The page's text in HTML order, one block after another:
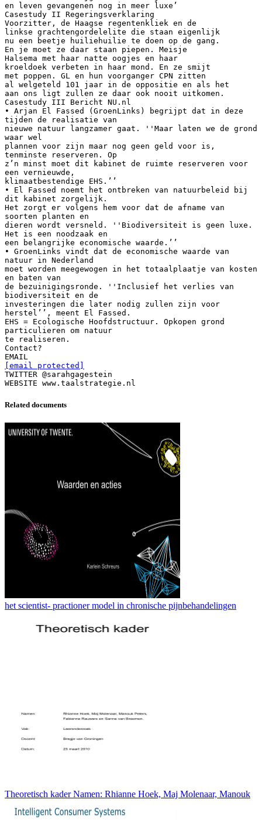
en leven gevangenen nog in meer luxe’
Casestudy II Regeringsverklaring
Voorzitter, de Haagse regentenkliek en de
linkse grachtengordelelite die staan eigenlijk
nu een beetje huiliehuilie te doen op de gang.
En je moet ze daar staan piepen. Meisje
Halsema met haar natte oogjes en haar
kroeldoek verbeten in haar mond. En ze smijt
met poppen. GL en hun voorganger CPN zitten
al welgeteld 101 jaar in de oppositie en als het
aan ons ligt zullen ze daar ook nooit uitkomen.
Casestudy III Bericht NU.nl
• Arjan El Fassed (GroenLinks) begrijpt dat in deze
tijden de realisatie van
nieuwe natuur langzamer gaat. ''Maar laten we de grond
waar wel
plannen voor zijn maar nog geen geld voor is,
tenminste reserveren. Op
z’n minst moet dit kabinet de ruimte reserveren voor
een vernieuwde,
klimaatbestendige EHS.’’
• El Fassed noemt het ontbreken van natuurbeleid bij
dit kabinet zorgelijk.
Het zorgt er volgens hem voor dat de afname van
soorten planten en
dieren wordt versneld. ''Biodiversiteit is geen luxe.
Het is een noodzaak en
een belangrijke economische waarde.’’
• GroenLinks vindt dat de economische waarde van
natuur in Nederland
moet worden meegewogen in het totaalplaatje van kosten
en baten van
de bezuinigingsronde. ''Inclusief het verlies van
biodiversiteit en de
investeringen die later nodig zullen zijn voor
herstel’’, meent El Fassed.
EHS = Ecologische Hoofdstructuur. Opkopen grond
particulieren om natuur
te realiseren.
Contact?
[email protected]
TWITTER @sarahgagestein
Related documents
het scientist- practioner model in chronische pijnbehandelingen
Theoretisch kader Namen: Rhianne Hoek, Maj Molenaar, Manouk